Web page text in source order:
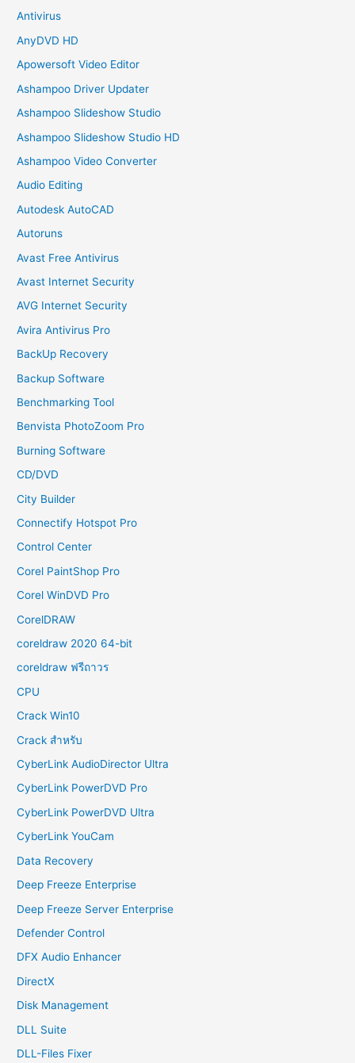
Antivirus
AnyDVD HD
Apowersoft Video Editor
Ashampoo Driver Updater
Ashampoo Slideshow Studio
Ashampoo Slideshow Studio HD
Ashampoo Video Converter
Audio Editing
Autodesk AutoCAD
Autoruns
Avast Free Antivirus
Avast Internet Security
AVG Internet Security
Avira Antivirus Pro
BackUp Recovery
Backup Software
Benchmarking Tool
Benvista PhotoZoom Pro
Burning Software
CD/DVD
City Builder
Connectify Hotspot Pro
Control Center
Corel PaintShop Pro
Corel WinDVD Pro
CorelDRAW
coreldraw 2020 64-bit
coreldraw ฟรีถาวร
CPU
Crack Win10
Crack สำหรับ
CyberLink AudioDirector Ultra
CyberLink PowerDVD Pro
CyberLink PowerDVD Ultra
CyberLink YouCam
Data Recovery
Deep Freeze Enterprise
Deep Freeze Server Enterprise
Defender Control
DFX Audio Enhancer
DirectX
Disk Management
DLL Suite
DLL-Files Fixer